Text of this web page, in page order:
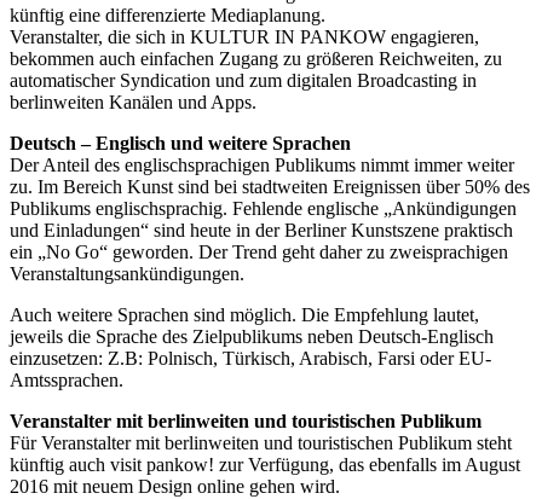
künftig eine differenzierte Mediaplanung.
Veranstalter, die sich in KULTUR IN PANKOW engagieren,
bekommen auch einfachen Zugang zu größeren Reichweiten, zu
automatischer Syndication und zum digitalen Broadcasting in
berlinweiten Kanälen und Apps.
Deutsch – Englisch und weitere Sprachen
Der Anteil des englischsprachigen Publikums nimmt immer weiter
zu. Im Bereich Kunst sind bei stadtweiten Ereignissen über 50% des
Publikums englischsprachig. Fehlende englische „Ankündigungen
und Einladungen“ sind heute in der Berliner Kunstszene praktisch
ein „No Go“ geworden. Der Trend geht daher zu zweisprachigen
Veranstaltungsankündigungen.
Auch weitere Sprachen sind möglich. Die Empfehlung lautet,
jeweils die Sprache des Zielpublikums neben Deutsch-Englisch
einzusetzen: Z.B: Polnisch, Türkisch, Arabisch, Farsi oder EU-
Amtssprachen.
Veranstalter mit berlinweiten und touristischen Publikum
Für Veranstalter mit berlinweiten und touristischen Publikum steht
künftig auch visit pankow! zur Verfügung, das ebenfalls im August
2016 mit neuem Design online gehen wird.